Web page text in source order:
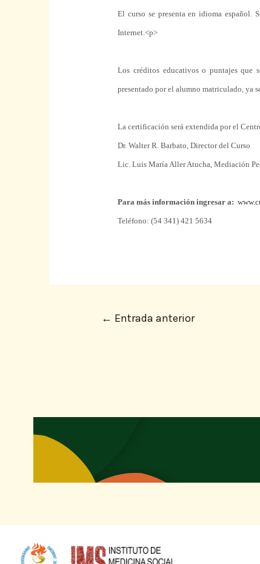
El curso se presenta en idioma español.
Internet.<p>
Los créditos educativos o puntajes que
presentado por el alumno matriculado, ya
La certificación será extendida por el
Dr. Walter R. Barbato, Director del Curso
Lic. Luis María Aller Atucha, Mediación
Para más información ingresar a:
Teléfono: (54 341) 421 5634
← Entrada anterior